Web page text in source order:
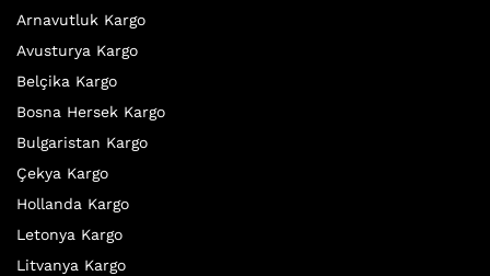
Arnavutluk Kargo
Avusturya Kargo
Belçika Kargo
Bosna Hersek Kargo
Bulgaristan Kargo
Çekya Kargo
Hollanda Kargo
Letonya Kargo
Litvanya Kargo